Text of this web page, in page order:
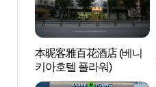
本昵客雅百花酒店 (베니
키아호텔 플라워)